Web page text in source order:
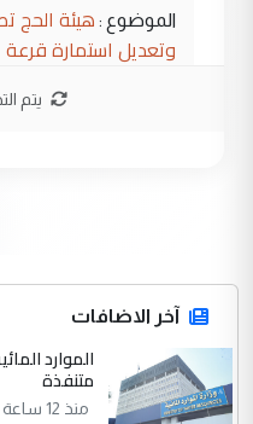
الموضوع : هيئة الحج
وتعديل استمارة قرعة
المشترك لا تستهدف
الدول الشقيقة
يوسف غزوان عصمت
التعليق : بكالوريوس
يتم
آخر الاضافات
متنفذة
منذ 12 ساعة